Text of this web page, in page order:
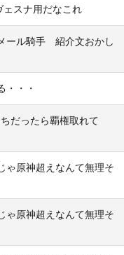
ェスナ用だなこれ
ール騎手 紹介文おかし
・・・
だったら覇権取れて
ゃ原神超えなんて無理そ
ゃ原神超えなんて無理そ